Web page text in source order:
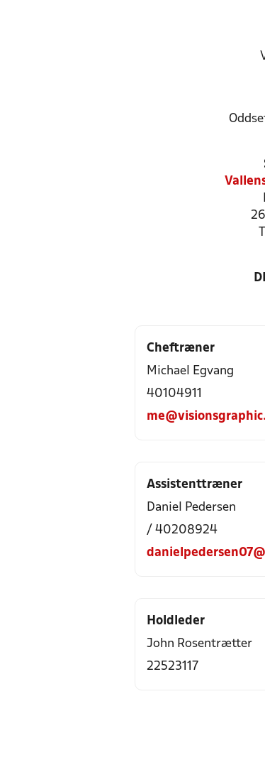
Cheftræner
Michael Egvang
40104911
Assistenttræner
Daniel Pedersen
/ 40208924
Holdleder
John Rosentrætter
22523117